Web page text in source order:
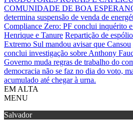
COMUNIDADE DE BOA
determina suspensão de venda de
Compliance Zero: PF conclui inquérito
Henrique e Tanure Repartição de
Extremo Sul mandou avisar que Cansou
conclui investigação sobre Anthony
Governo muda regras de trabalho do
democracia não se faz no dia do voto,
acumulado até chegar à urna.
EM ALTA
MENU
Salvador